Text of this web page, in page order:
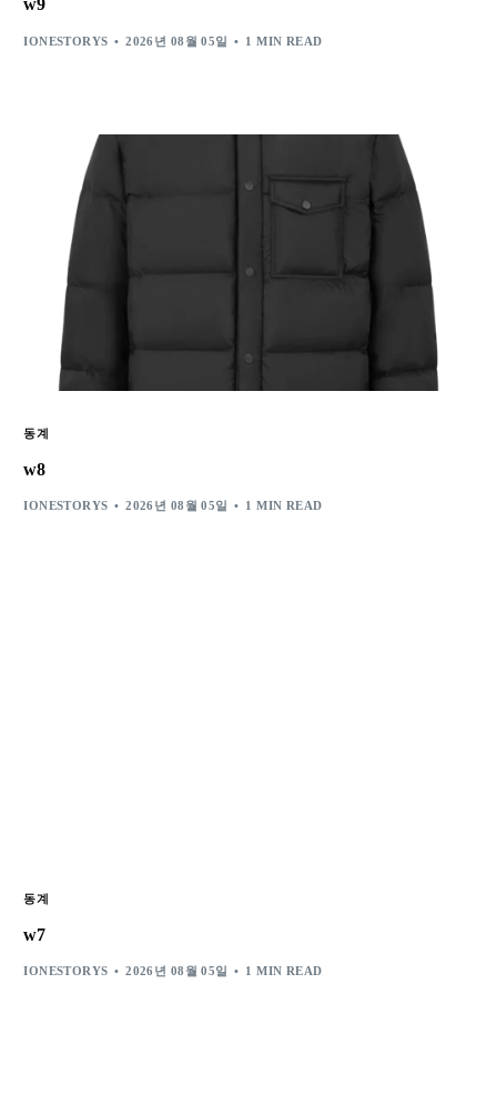
w9
IONESTORYS 2026년 08월 05일 1 MIN READ
동계
w8
IONESTORYS 2026년 08월 05일 1 MIN READ
동계
w7
IONESTORYS 2026년 08월 05일 1 MIN READ